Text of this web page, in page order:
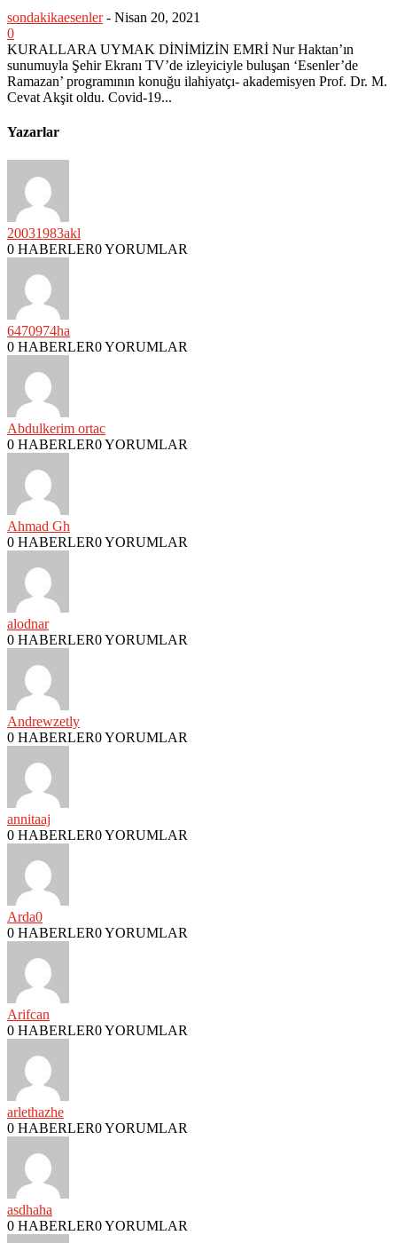
sondakikaesenler - Nisan 20, 2021
0
KURALLARA UYMAK DİNİMİZİN EMRİ Nur Haktan’ın
sunumuyla Şehir Ekranı TV’de izleyiciyle buluşan ‘Esenler’de
Ramazan’ programının konuğu ilahiyatçı- akademisyen Prof. Dr. M.
Cevat Akşit oldu. Covid-19...
Yazarlar
20031983akl
0 HABERLER0 YORUMLAR
6470974ha
0 HABERLER0 YORUMLAR
Abdulkerim ortac
0 HABERLER0 YORUMLAR
Ahmad Gh
0 HABERLER0 YORUMLAR
alodnar
0 HABERLER0 YORUMLAR
Andrewzetly
0 HABERLER0 YORUMLAR
annitaaj
0 HABERLER0 YORUMLAR
Arda0
0 HABERLER0 YORUMLAR
Arifcan
0 HABERLER0 YORUMLAR
arlethazhe
0 HABERLER0 YORUMLAR
asdhaha
0 HABERLER0 YORUMLAR